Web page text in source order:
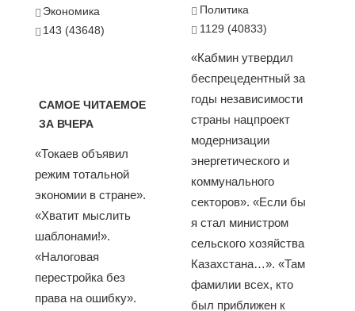
Экономика
143 (43648)
САМОЕ ЧИТАЕМОЕ
ЗА ВЧЕРА
«Токаев объявил
режим тотальной
экономии в стране».
«Хватит мыслить
шаблонами!».
«Налоговая
перестройка без
права на ошибку».
Политика
1129 (40833)
«Кабмин утвердил
беспрецедентный за
годы независимости
страны нацпроект
модернизации
энергетического и
коммунального
секторов». «Если бы
я стал министром
сельского хозяйства
Казахстана…». «Там
фамилии всех, кто
был приближен к